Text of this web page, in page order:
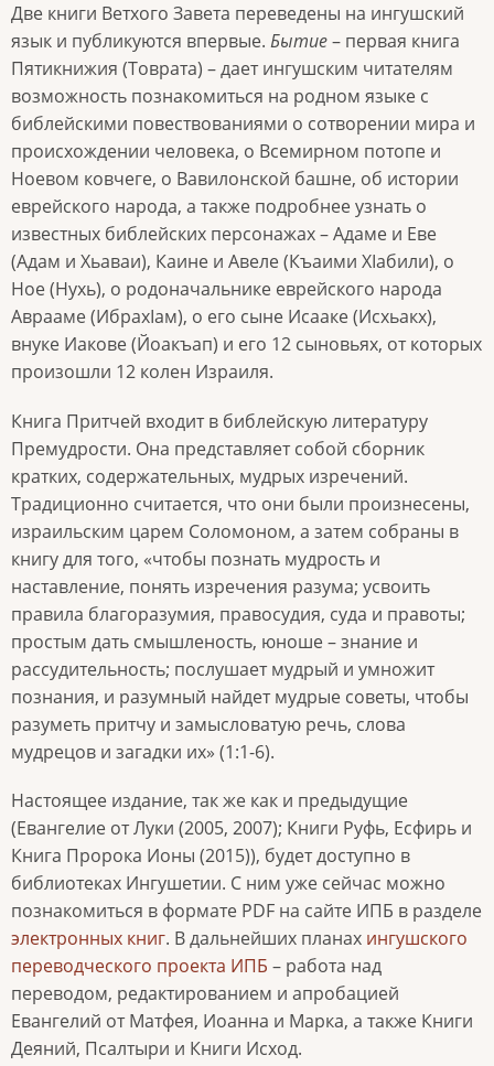
Две книги Ветхого Завета переведены на ингушский
язык и публикуются впервые. Бытие– первая книга
Пятикнижия (Товрата) – дает ингушским читателям
возможность познакомиться на родном языке с
библейскими повествованиями о сотворении мира и
происхождении человека, о Всемирном потопе и
Ноевом ковчеге, о Вавилонской башне, об истории
еврейского народа, а также подробнее узнать о
известных библейских персонажах – Адаме и Еве
(Адам и Хьаваи), Каине и Авеле (Къаими Хӏабили), о
Ное (Нухь), о родоначальнике еврейского народа
Аврааме (Ибрахӏам), о его сыне Исааке (Исхьакх),
внуке Иакове (Йоакъап) и его 12 сыновьях, от которых
произошли 12 колен Израиля.
Книга Притчей входит в библейскую литературу
Премудрости. Она представляет собой сборник
кратких, содержательных, мудрых изречений.
Традиционно считается, что они были произнесены,
израильским царем Соломоном, а затем собраны в
книгу для того, «чтобы познать мудрость и
наставление, понять изречения разума; усвоить
правила благоразумия, правосудия, суда и правоты;
простым дать смышленость, юноше – знание и
рассудительность; послушает мудрый и умножит
познания, и разумный найдет мудрые советы, чтобы
разуметь притчу и замысловатую речь, слова
мудрецов и загадки их» (1:1-6).
Настоящее издание, так же как и предыдущие
(Евангелие от Луки (2005, 2007); Книги Руфь, Есфирь и
Книга Пророка Ионы (2015)), будет доступно в
библиотеках Ингушетии. С ним уже сейчас можно
познакомиться в формате PDF на сайте ИПБ в разделе
электронных книг. В дальнейших планах ингушского
переводческого проекта ИПБ – работа над
переводом, редактированием и апробацией
Евангелий от Матфея, Иоанна и Марка, а также Книги
Деяний, Псалтыри и Книги Исход.